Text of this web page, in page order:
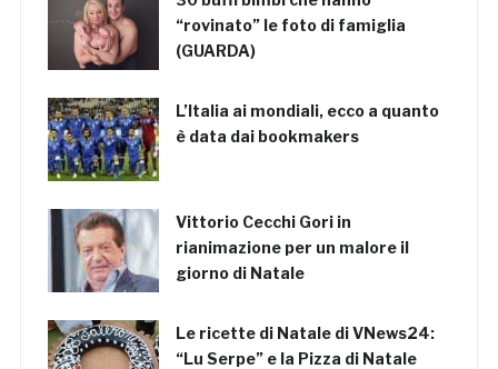
“rovinato” le foto di famiglia
(GUARDA)
L’Italia ai mondiali, ecco a quanto
è data dai bookmakers
Vittorio Cecchi Gori in
rianimazione per un malore il
giorno di Natale
Le ricette di Natale di VNews24:
“Lu Serpe” e la Pizza di Natale